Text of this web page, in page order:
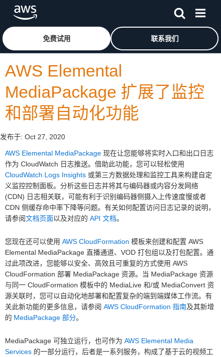
跳至主要内容
免费试用 联系我们
AWS Elemental
MediaPackage 扩展了监控
和部署自动化功能
发布于: Oct 27, 2020
AWS Elemental MediaPackage 现在让您能够将实时入口和出口日志
作为 CloudWatch 日志推送。借助此功能，您可以轻松使用
CloudWatch Logs Insights 或第三方数据处理和监控工具来构建自定
义监控控制面板。分析这些日志并将其与编码器或内容分发网络
(CDN) 日志相关联，可能有利于识别编码器侧摄入上传速度慢或者
CDN 侧缓存命中率下降等问题。有关如何配置访问日志记录的说明，
请参阅文档页面以及对应的 API 文档。
您现在还可以使用 AWS CloudFormation 模板来创建和配置 AWS
Elemental MediaPackage 直播通道、VOD 打包组以及打包配置。通
过此项改进，您能够以安全、高效且可重复的方式使用 AWS
CloudFormation 部署 MediaPackage 资源。当 MediaPackage 资源
与同一 CloudFormation 模板中的 MediaLive 和/或 MediaConvert 资
源关联时，您可以自动化地部署和配置复杂的端到端媒体工作流。有
关此新功能的更多信息，请参阅 AWS CloudFormation 指南及其新增
的 MediaPackage 部分。
MediaPackage 可独立运行，也可作为 AWS Elemental Media
Services 的一部分运行，后者是一系列服务，构成了基于云的视频工